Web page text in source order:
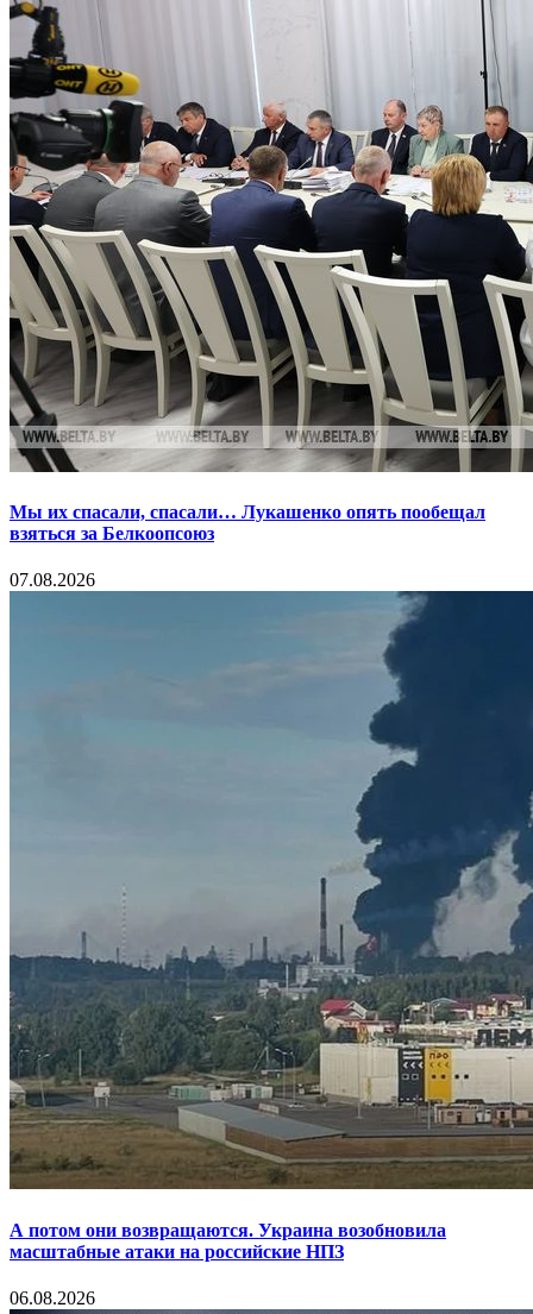
Мы их спасали, спасали… Лукашенко опять пообещал
взяться за Белкоопсоюз
07.08.2026
А потом они возвращаются. Украина возобновила
масштабные атаки на российские НПЗ
06.08.2026